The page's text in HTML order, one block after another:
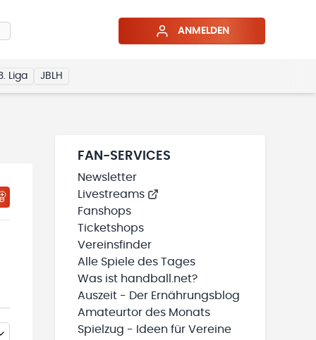
ANMELDEN
Liga JBLH
WIRD GELADEN
TEAMS“ HINZUFÜGEN
FAN-SERVICES
Newsletter
Livestreams
Fanshops
Ticketshops
Vereinsfinder
Alle Spiele des Tages
Was ist handball.net?
Auszeit - Der Ernährungsblog
Amateurtor des Monats
Spielzug - Ideen für Vereine